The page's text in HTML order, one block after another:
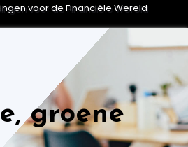
voor de Financiële Wereld
groene